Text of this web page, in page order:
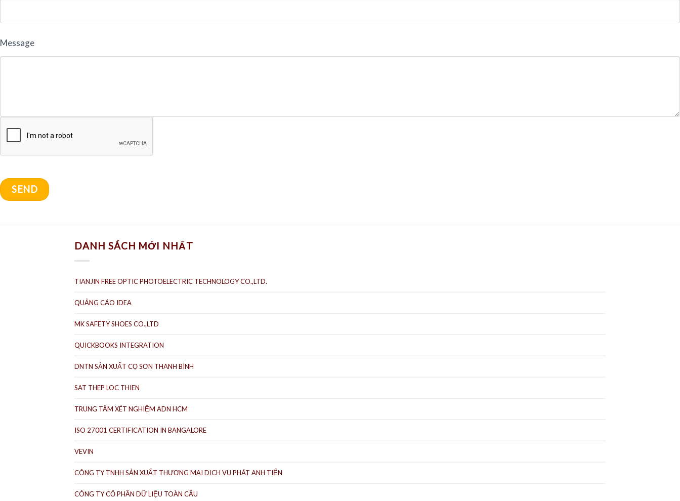
Message
DANH SÁCH MỚI NHẤT
TIANJIN FREE OPTIC PHOTOELECTRIC TECHNOLOGY CO.,LTD.
QUẢNG CÁO IDEA
MK SAFETY SHOES CO.,LTD
QUICKBOOKS INTEGRATION
DNTN SẢN XUẤT CỌ SƠN THANH BÌNH
SAT THEP LOC THIEN
TRUNG TÂM XÉT NGHIỆM ADN HCM
ISO 27001 CERTIFICATION IN BANGALORE
VEVIN
CÔNG TY TNHH SẢN XUẤT THƯƠNG MẠI DỊCH VỤ PHÁT ANH TIẾN
CÔNG TY CỔ PHẦN DỮ LIỆU TOÀN CẦU